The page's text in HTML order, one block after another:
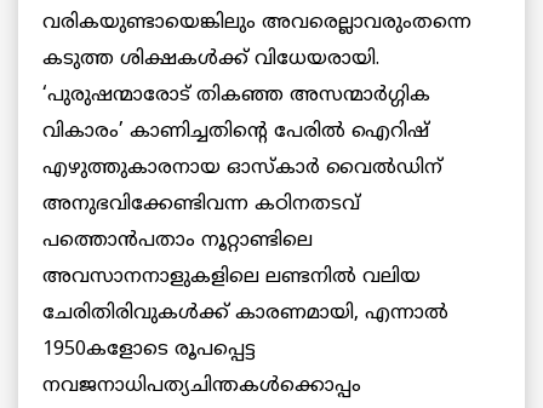
വരികയുണ്ടായെങ്കിലും അവരെല്ലാവരുംതന്നെ
കടുത്ത ശിക്ഷകള്‍ക്ക് വിധേയരായി.
‘പുരുഷന്മാരോട് തികഞ്ഞ അസന്മാര്‍ഗ്ഗിക
വികാരം’ കാണിച്ചതിന്റെ പേരില്‍ ഐറിഷ്
എഴുത്തുകാരനായ ഓസ്‌കാര്‍ വൈല്‍ഡിന്
അനുഭവിക്കേണ്ടിവന്ന കഠിനതടവ്
പത്തൊന്‍പതാം നൂറ്റാണ്ടിലെ
അവസാനനാളുകളിലെ ലണ്ടനില്‍ വലിയ
ചേരിതിരിവുകള്‍ക്ക് കാരണമായി, എന്നാല്‍
1950കളോടെ രൂപപ്പെട്ട
നവജനാധിപത്യചിന്തകള്‍ക്കൊപ്പം